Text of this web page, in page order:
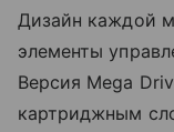
Дизайн каждой
элементы
Версия Mega
картриджным